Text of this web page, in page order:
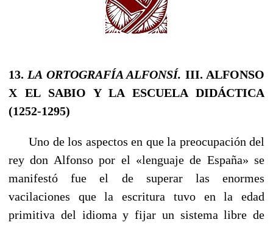
13. LA ORTOGRAFÍAALFONSÍ. III. ALFONSO
X EL SABIO Y LA ESCUELA DIDÁCTICA
(1252-1295)
Uno de los aspectos en que la preocupación del
rey don Alfonso por el «lenguaje de España» se
manifestó fue el de superar las enormes
vacilaciones que la escritura tuvo en la edad
primitiva del idioma y fijar un sistema libre de